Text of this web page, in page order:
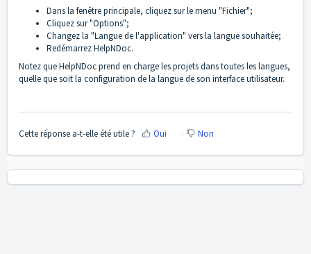
Dans la fenêtre principale, cliquez sur le menu "Fichier";
Cliquez sur "Options";
Changez la "Langue de l'application" vers la langue souhaitée;
Redémarrez HelpNDoc.
Notez que HelpNDoc prend en charge les projets dans toutes les langues,
quelle que soit la configuration de la langue de son interface utilisateur.
Cette réponse a-t-elle été utile ? Oui Non